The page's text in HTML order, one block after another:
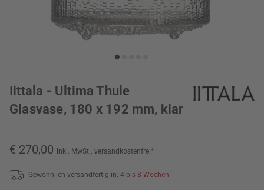
Iittala - Ultima Thule
Glasvase, 180 x 192 mm, klar
€ 270,00 inkl. MwSt., versandkostenfrei*
Gewöhnlich versandfertig in: 4 bis 8 Wochen